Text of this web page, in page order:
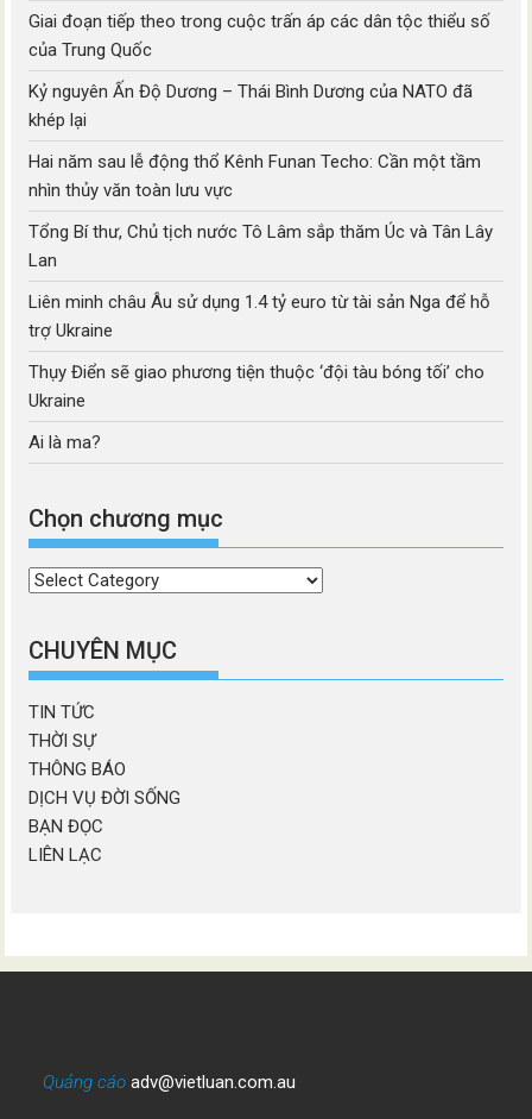
Giai đoạn tiếp theo trong cuộc trấn áp các dân tộc thiểu số
của Trung Quốc
Kỷ nguyên Ấn Độ Dương – Thái Bình Dương của NATO đã
khép lại
Hai năm sau lễ động thổ Kênh Funan Techo: Cần một tầm
nhìn thủy văn toàn lưu vực
Tổng Bí thư, Chủ tịch nước Tô Lâm sắp thăm Úc và Tân Lây
Lan
Liên minh châu Âu sử dụng 1.4 tỷ euro từ tài sản Nga để hỗ
trợ Ukraine
Thụy Điển sẽ giao phương tiện thuộc ‘đội tàu bóng tối’ cho
Ukraine
Ai là ma?
Chọn chương mục
Chọn
mục
CHUYÊN MỤC
TIN TỨC
THỜI SỰ
THÔNG BÁO
DỊCH VỤ ĐỜI SỐNG
BẠN ĐỌC
LIÊN LẠC
Quảng cáo adv@vietluan.com.au